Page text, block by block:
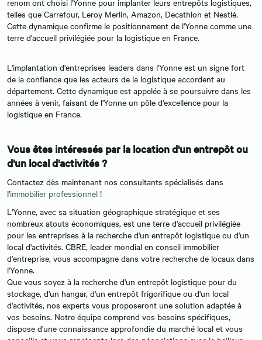
renom ont choisi l'Yonne pour implanter leurs entrepôts logistiques,
telles que Carrefour, Leroy Merlin, Amazon, Decathlon et Nestlé.
Cette dynamique confirme le positionnement de l'Yonne comme une
terre d'accueil privilégiée pour la logistique en France.
L'implantation d'entreprises leaders dans l'Yonne est un signe fort
de la confiance que les acteurs de la logistique accordent au
département. Cette dynamique est appelée à se poursuivre dans les
années à venir, faisant de l'Yonne un pôle d'excellence pour la
logistique en France.
Vous êtes intéressés par la location d'un entrepôt ou
d'un local d'activités ?
Contactez dès maintenant nos consultants spécialisés dans
l'immobilier professionnel !
L'Yonne, avec sa situation géographique stratégique et ses
nombreux atouts économiques, est une terre d'accueil privilégiée
pour les entreprises à la recherche d'un entrepôt logistique ou d'un
local d'activités. CBRE, leader mondial en conseil immobilier
d'entreprise, vous accompagne dans votre recherche de locaux dans
l'Yonne.
Que vous soyez à la recherche d'un entrepôt logistique pour du
stockage, d'un hangar, d'un entrepôt frigorifique ou d'un local
d'activités, nos experts vous proposeront une solution adaptée à
vos besoins. Notre équipe comprend vos besoins spécifiques,
dispose d'une connaissance approfondie du marché local et vous